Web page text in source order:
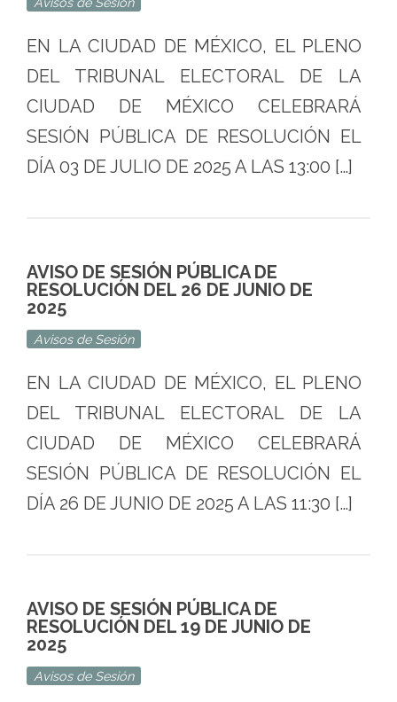
EN LA CIUDAD DE MÉXICO, EL PLENO
DEL TRIBUNAL ELECTORAL DE LA
CIUDAD DE MÉXICO CELEBRARÁ
SESIÓN PÚBLICA DE RESOLUCIÓN EL
DÍA 03 DE JULIO DE 2025 A LAS 13:00 […]
AVISO DE SESIÓN PÚBLICA DE
RESOLUCIÓN DEL 26 DE JUNIO DE
2025
Avisos de Sesión
EN LA CIUDAD DE MÉXICO, EL PLENO
DEL TRIBUNAL ELECTORAL DE LA
CIUDAD DE MÉXICO CELEBRARÁ
SESIÓN PÚBLICA DE RESOLUCIÓN EL
DÍA 26 DE JUNIO DE 2025 A LAS 11:30 […]
AVISO DE SESIÓN PÚBLICA DE
RESOLUCIÓN DEL 19 DE JUNIO DE
2025
Avisos de Sesión